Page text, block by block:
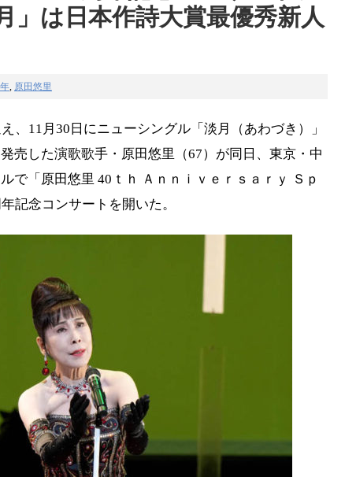
」は日本作詩大賞最優秀新人
, 原田悠里
、11月30日にニューシングル「淡月（あわづき）」
売した演歌歌手・原田悠里（67）が同日、東京・中
で「原田悠里 40ｔｈ Ａｎｎｉｖｅｒｓａｒｙ Ｓｐ
記念コンサートを開いた。